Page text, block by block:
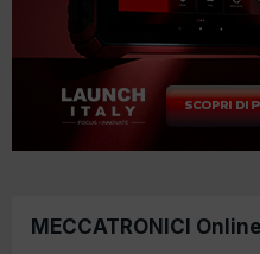
MECCATRONICI Online